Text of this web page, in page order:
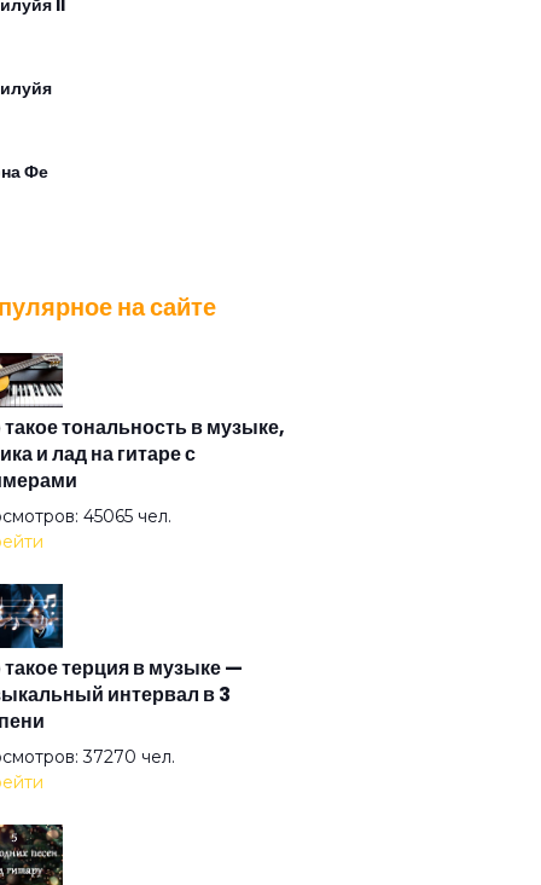
II
Фе
сметаны
рай
тепла
на сайте
тональность в музыке,
и лад на гитаре с
45065 чел.
такое терция в музыке —
интервал в 3
37270 чел.